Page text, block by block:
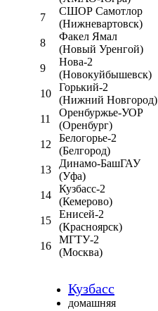
7
СШОР Самотлор
(Нижневартовск)
8
Факел Ямал
(Новый Уренгой)
9
Нова-2
(Новокуйбышевск)
10
Горький-2
(Нижний Новгород)
11
Оренбуржье-УОР
(Оренбург)
12
Белогорье-2
(Белгород)
13
Динамо-БашГАУ
(Уфа)
14
Кузбасс-2
(Кемерово)
15
Енисей-2
(Красноярск)
16
МГТУ-2
(Москва)
Кузбасс
домашняя